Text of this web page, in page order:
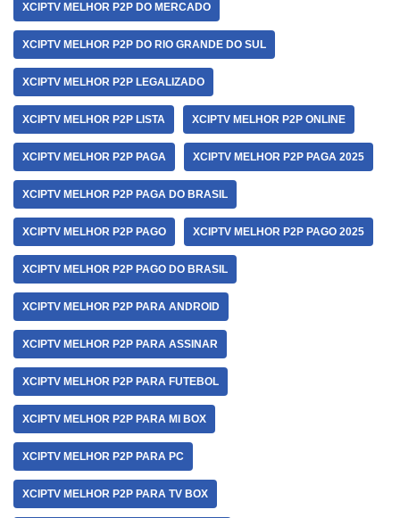
XCIPTV MELHOR P2P DO MERCADO
XCIPTV MELHOR P2P DO RIO GRANDE DO SUL
XCIPTV MELHOR P2P LEGALIZADO
XCIPTV MELHOR P2P LISTA XCIPTV MELHOR P2P ONLINE
XCIPTV MELHOR P2P PAGA XCIPTV MELHOR P2P PAGA 2025
XCIPTV MELHOR P2P PAGA DO BRASIL
XCIPTV MELHOR P2P PAGO XCIPTV MELHOR P2P PAGO 2025
XCIPTV MELHOR P2P PAGO DO BRASIL
XCIPTV MELHOR P2P PARA ANDROID
XCIPTV MELHOR P2P PARA ASSINAR
XCIPTV MELHOR P2P PARA FUTEBOL
XCIPTV MELHOR P2P PARA MI BOX
XCIPTV MELHOR P2P PARA PC
XCIPTV MELHOR P2P PARA TV BOX